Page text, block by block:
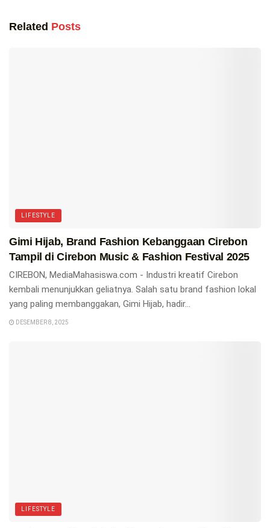
Related Posts
LIFESTYLE
Gimi Hijab, Brand Fashion Kebanggaan Cirebon
Tampil di Cirebon Music & Fashion Festival 2025
CIREBON, MediaMahasiswa.com - Industri kreatif Cirebon
kembali menunjukkan geliatnya. Salah satu brand fashion lokal
yang paling membanggakan, Gimi Hijab, hadir...
DESEMBER 8, 2025
LIFESTYLE